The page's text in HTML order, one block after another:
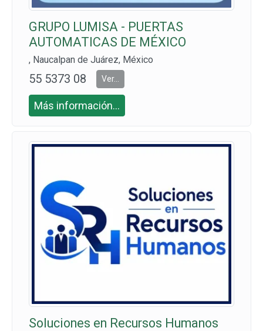
GRUPO LUMISA - PUERTAS
AUTOMATICAS DE MÉXICO
, Naucalpan de Juárez, México
55 5373 08
64 Y 55 416
7 5851 CEL:
00
Ver...
Más información...
Soluciones en Recursos Humanos